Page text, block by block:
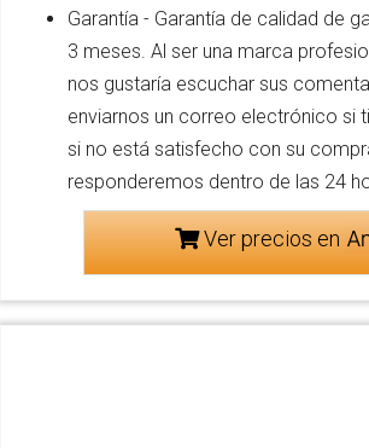
Garantía - Garantía de calidad de
3 meses. Al ser una marca
nos gustaría escuchar sus
enviarnos un correo electrónico si
si no está satisfecho con su
responderemos dentro de las 24
Ver precios en